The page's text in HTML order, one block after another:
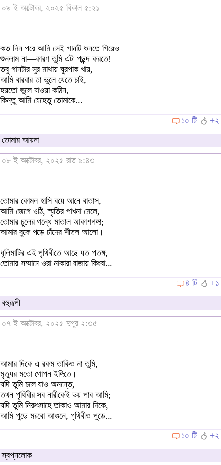
০৯ ই অক্টোবর, ২০২৫ বিকাল ৫:২১
কত দিন পরে আমি সেই গানটি শুনতে গিয়েও
শুনলাম না—কারণ তুমি এটা পছন্দ করতে!
তবু গানটার সুর মাথায় ঘুরপাক খায়,
আমি বারবার তা ভুলে যেতে চাই,
হয়তো ভুলে যাওয়া কঠিন,
কিন্তু আমি যেহেতু তোমাকে...
১০ টি
+২
তোমার আয়না
০৮ ই অক্টোবর, ২০২৫ রাত ৯:৪৩
তোমার কোমল হাসি বয়ে‌ আনে বাতাস,
আমি জেগে ওঠি, স্মৃতির পাখনা মেলে,
তোমার‌ চুলের গন্ধে মাতাল আকাশগঙ্গা;
আমার বুকে পড়ে চাঁদের শীতল আলো।
ধূলিমাটির এই পৃথিবীতে আছে যত পতঙ্গ,
তোমার সম্মানে ওরা নাকারা বাজায় কিংবা...
৪ টি
+১
বহুরূপী
০৭ ই অক্টোবর, ২০২৫ দুপুর ২:৩৫
আমার দিকে এ রকম তাকিও না তুমি,
মৃত্যুর মতো গোপন ইঙ্গিতে।
যদি তুমি চলে যাও অনন্তে,
তখন পৃথিবীর সব নারীকেই ভয় পাব আমি;
যদি তুমি নিরুৎসাহে তাকাও আমার দিকে,
আমি পুড়ে মরবো আগুনে, পৃথিবীও পুড়ে...
১০ টি
+২
স্বপ্নলোক